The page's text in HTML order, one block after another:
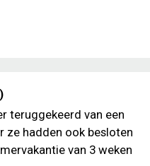
teruggekeerd van een
ze hadden ook besloten
van 3 weken